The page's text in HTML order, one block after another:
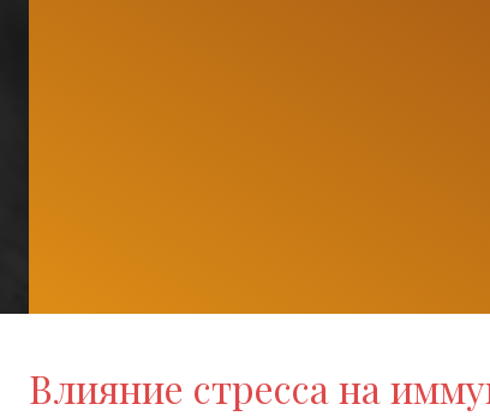
Влияние стресса на